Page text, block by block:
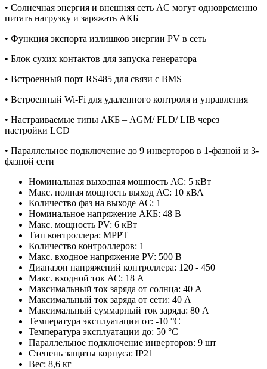
• Солнечная энергия и внешняя сеть AC могут одновременно
питать нагрузку и заряжать АКБ
• Функция экспорта излишков энергии PV в сеть
• Блок сухих контактов для запуска генератора
• Встроенный порт RS485 для связи с BMS
• Встроенный Wi-Fi для удаленного контроля и управления
• Настраиваемые типы АКБ – AGM/ FLD/ LIB через
настройки LCD
• Параллельное подключение до 9 инверторов в 1-фазной и 3-
фазной сети
Номинальная выходная мощность АС: 5 кВт
Макс. полная мощность выход АС: 10 кВА
Количество фаз на выходе АС: 1
Номинальное напряжение АКБ: 48 В
Макс. мощность PV: 6 кВт
Тип контроллера: MPPT
Количество контроллеров: 1
Макс. входное напряжение PV: 500 В
Диапазон напряжений контроллера: 120 - 450
Макс. входной ток АС: 18 А
Максимальный ток заряда от солнца: 40 A
Максимальный ток заряда от сети: 40 A
Максимальный суммарный ток заряда: 80 A
Температура эксплуатации от: -10 °С
Температура эксплуатации до: 50 °С
Параллельное подключение инверторов: 9 шт
Степень защиты корпуса: IP21
Вес: 8,6 кг